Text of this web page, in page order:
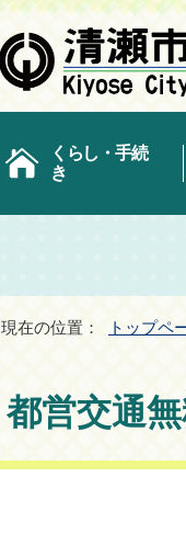
くらし・手続
き
現在の位置： トップペ
都営交通